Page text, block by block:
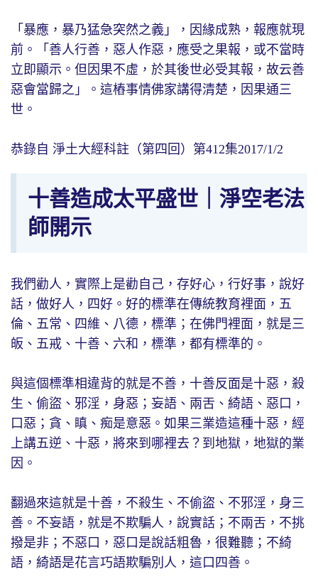
「暴應，暴乃猛急突然之義」，因緣成熟，報應就現
前。「善人行善，惡人作惡，應受之果報，或不當時
立即顯示。但因果不虛，於其後世必受其報，故云善
惡會當歸之」。這樁事情佛家講得清楚，因果通三
世。
恭錄自 淨土大經科註（第四回）第412集2017/1/2
十善造成太平盛世｜淨空老法
師開示
我們勸人，實際上是勸自己，存好心，行好事，說好
話，做好人，四好。好的標準在傳統教育裡面，五
倫、五常、四維、八德，標準；在佛門裡面，就是三
皈、五戒、十善、六和，標準，都有標準的。
與這個標準相違背的就是不善，十善反面是十惡，殺
生、偷盜、邪淫，身惡；妄語、兩舌、綺語、惡口，
口惡；貪、瞋、痴是意惡。如果三業造這種十惡，經
上講五逆、十惡，將來到哪裡去？到地獄，地獄的業
因。
翻過來這就是十善，不殺生、不偷盜、不邪淫，身三
善。不妄語，就是不欺騙人，說實話；不兩舌，不挑
撥是非；不惡口，惡口是說話粗魯，很難聽；不綺
語，綺語是花言巧語欺騙別人，這口四善。